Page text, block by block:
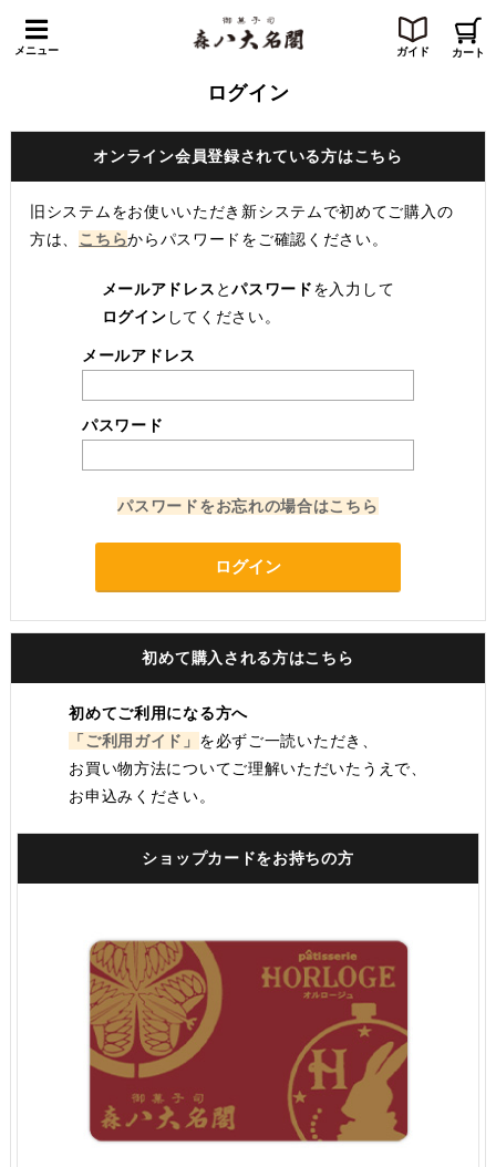
メニュー ガイド カート
ログイン
オンライン会員登録されている方はこちら
旧システムをお使いいただき新システムで初めてご購入の
方は、 こちらからパスワードをご確認ください。
メールアドレス とパスワードを入力して
ログイン してください。
メールアドレス
パスワード
パスワードをお忘れの場合はこちら
ログイン
初めて購入される方はこちら
初めてご利用になる方へ
「ご利用ガイド」 を必ずご一読いただき、
お買い物方法についてご理解いただいたうえで、
お申込みください。
ショップカードをお持ちの方